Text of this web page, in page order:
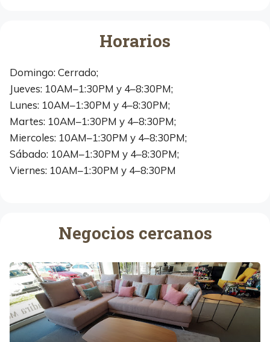
Horarios
Domingo: Cerrado;
Jueves: 10AM–1:30PM y 4–8:30PM;
Lunes: 10AM–1:30PM y 4–8:30PM;
Martes: 10AM–1:30PM y 4–8:30PM;
Miercoles: 10AM–1:30PM y 4–8:30PM;
Sábado: 10AM–1:30PM y 4–8:30PM;
Viernes: 10AM–1:30PM y 4–8:30PM
Negocios cercanos
K
d
i
r